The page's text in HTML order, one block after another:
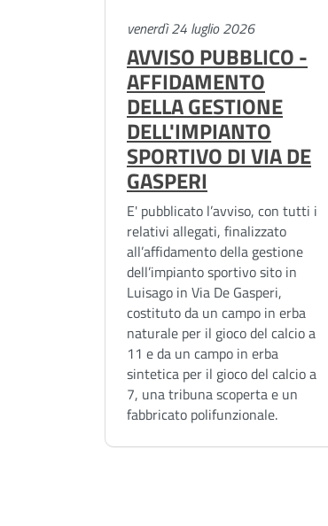
venerdì 24 luglio 2026
AVVISO PUBBLICO -
AFFIDAMENTO
DELLA GESTIONE
DELL'IMPIANTO
SPORTIVO DI VIA DE
GASPERI
E' pubblicato l’avviso, con tutti i
relativi allegati, finalizzato
all’affidamento della gestione
dell’impianto sportivo sito in
Luisago in Via De Gasperi,
costituto da un campo in erba
naturale per il gioco del calcio a
11 e da un campo in erba
sintetica per il gioco del calcio a
7, una tribuna scoperta e un
fabbricato polifunzionale.